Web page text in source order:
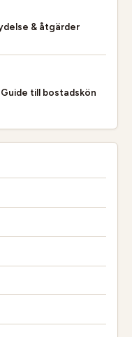
& åtgärder
till bostadskön